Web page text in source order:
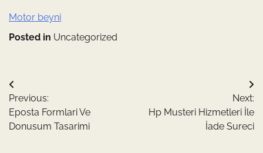
Motor beyni
Posted in Uncategorized
Yazı
gezinmesi
Previous:
Eposta Formlari Ve
Donusum Tasarimi
Next:
Hp Musteri Hizmetleri İle
İade Sureci